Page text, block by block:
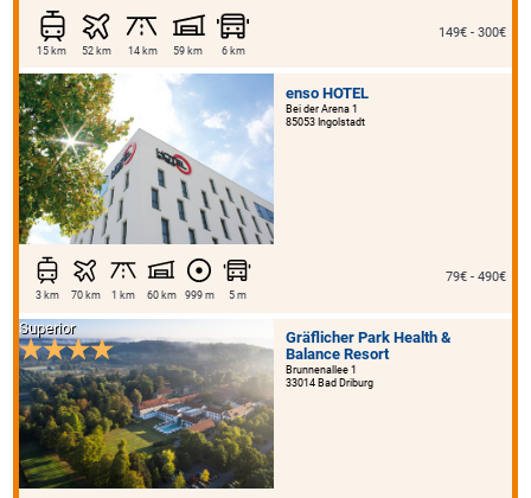
15 km 52 km 14 km 59 km 6 km
149€ - 300€
enso HOTEL
Bei der Arena 1
85053 Ingolstadt
3 km 70 km 1 km 60 km 999 m 5 m
79€ - 490€
Gräflicher Park Health &
Balance Resort
Brunnenallee 1
33014 Bad Driburg
Superior